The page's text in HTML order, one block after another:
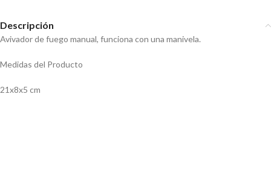
Descripción
Avivador de fuego manual, funciona con una manivela.
Medidas del Producto
21x8x5 cm